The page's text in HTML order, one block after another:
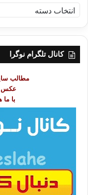
ه
ر
کانال تلگرام نوگرا
مطالب
عکس
با ما